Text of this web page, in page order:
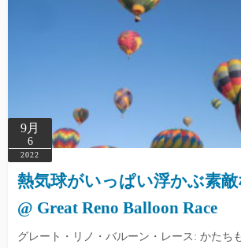
9月
6
2022
熱気球がいっぱい浮かぶ素
@ Great Reno Balloon Race
グレート・リノ・バルーン・レース: かたち